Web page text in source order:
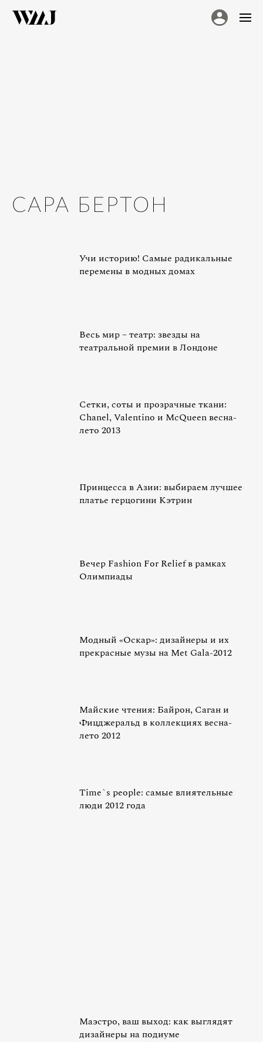
САРА БЕРТОН
Учи историю! Самые радикальные
перемены в модных домах
Весь мир – театр: звезды на
театральной премии в Лондоне
Сетки, соты и прозрачные ткани:
Chanel, Valentino и McQueen весна-
лето 2013
Принцесса в Азии: выбираем лучшее
платье герцогини Кэтрин
Вечер Fashion For Relief в рамках
Олимпиады
Модный «Оскар»: дизайнеры и их
прекрасные музы на Met Gala-2012
Майские чтения: Байрон, Саган и
Фицджеральд в коллекциях весна-
лето 2012
Time`s people: самые влиятельные
люди 2012 года
Маэстро, ваш выход: как выглядят
дизайнеры на подиуме